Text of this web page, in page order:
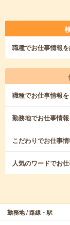
職種でお仕事情報
職種でお仕事情報
勤務地でお仕事情
こだわりでお仕事
人気のワードでお
勤務地 / 路線・駅